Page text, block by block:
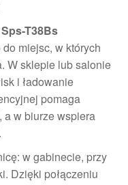
T38Bs
miejsc, w których
W sklepie lub salonie
i ładowanie
pomaga
a w biurze wspiera
w gabinecie, przy
Dzięki połączeniu